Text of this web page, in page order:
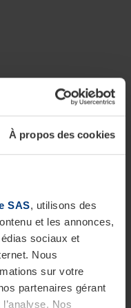
À propos des cookies
SAS, utilisons des
et les annonces,
sociaux et
Nous
sur votre
partenaires gérant
Nos